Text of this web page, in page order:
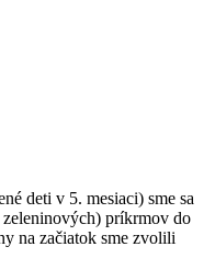
deti v 5. mesiaci) sme sa
príkrmov do
na začiatok sme zvolili